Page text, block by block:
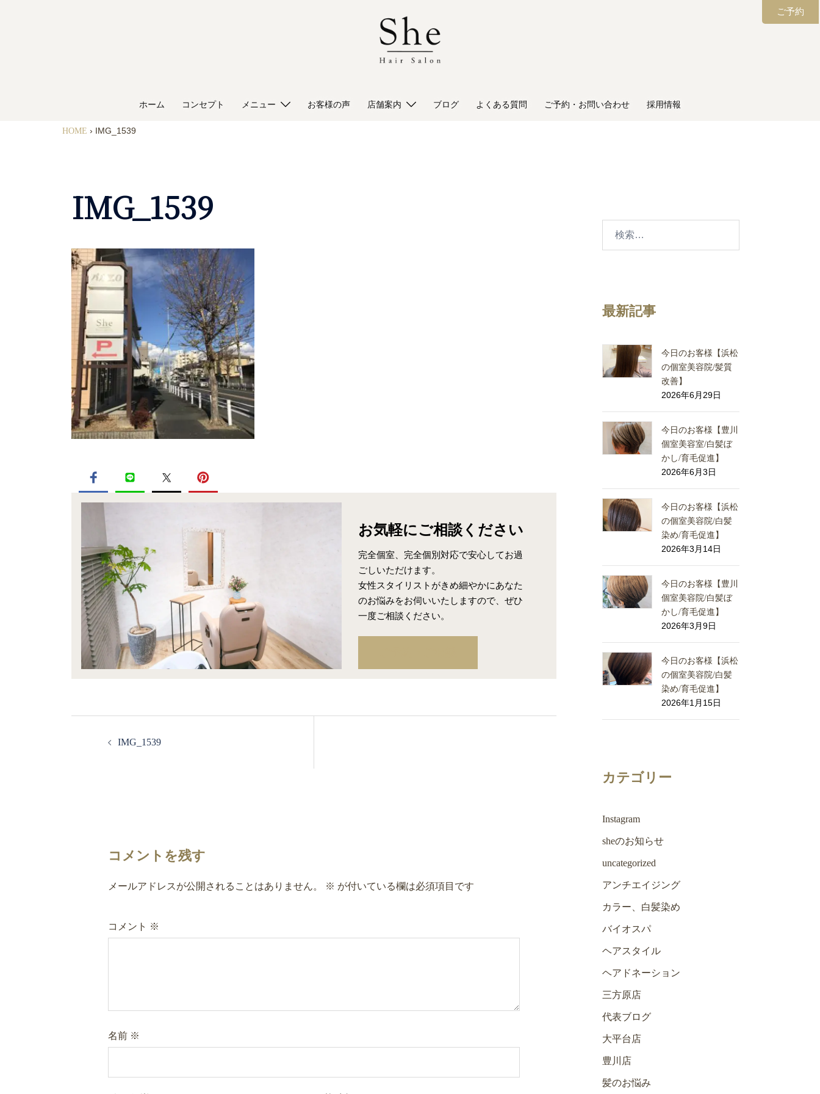
ホーム コンセプト メニュー お客様の声 店舗案内 ブログ よくある質問 ご予約・お問い合わせ 採用情報
HOME › IMG_1539
IMG_1539
お気軽にご相談ください
完全個室、完全個別対応で安心してお過
ごしいただけます。
女性スタイリストがきめ細やかにあなた
のお悩みをお伺いいたしますので、ぜひ
一度ご相談ください。
IMG_1539
コメントを残す
メールアドレスが公開されることはありません。 ※ が付いている欄は必須項目です
コメント ※
名前 ※
最新記事
今日のお客様【浜松
の個室美容院/髪質
改善】
2026年6月29日
今日のお客様【豊川
個室美容室/白髪ぼ
かし/育毛促進】
2026年6月3日
今日のお客様【浜松
の個室美容院/白髪
染め/育毛促進】
2026年3月14日
今日のお客様【豊川
個室美容院/白髪ぼ
かし/育毛促進】
2026年3月9日
今日のお客様【浜松
の個室美容院/白髪
染め/育毛促進】
2026年1月15日
カテゴリー
Instagram
sheのお知らせ
uncategorized
アンチエイジング
カラー、白髪染め
バイオスパ
ヘアスタイル
ヘアドネーション
三方原店
代表ブログ
大平台店
豊川店
髪のお悩み
ご予約